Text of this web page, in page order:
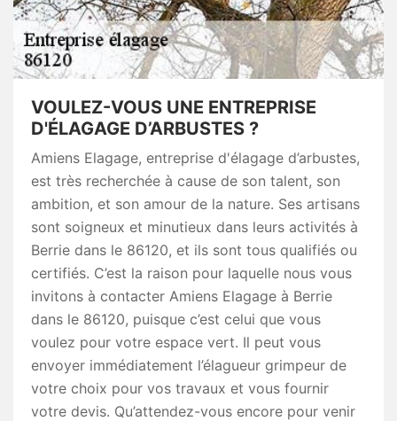
VOULEZ-VOUS UNE ENTREPRISE
D'ÉLAGAGE D’ARBUSTES ?
Amiens Elagage, entreprise d'élagage d’arbustes,
est très recherchée à cause de son talent, son
ambition, et son amour de la nature. Ses artisans
sont soigneux et minutieux dans leurs activités à
Berrie dans le 86120, et ils sont tous qualifiés ou
certifiés. C’est la raison pour laquelle nous vous
invitons à contacter Amiens Elagage à Berrie
dans le 86120, puisque c’est celui que vous
voulez pour votre espace vert. Il peut vous
envoyer immédiatement l’élagueur grimpeur de
votre choix pour vos travaux et vous fournir
votre devis. Qu’attendez-vous encore pour venir